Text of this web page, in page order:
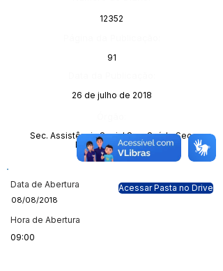
12352
91
26 de julho de 2018
Sec. Assistência Social;Sec. Saúde;Sec.
Esporte e Cultura.
Data de Abertura
08/08/2018
Hora de Abertura
09:00
Acessar Pasta no Drive